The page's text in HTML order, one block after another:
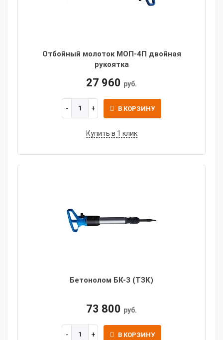
Отбойный молоток МОП-4П двойная
рукоятка
27 960 руб.
В КОРЗИНУ
Купить в 1 клик
Бетонолом БК-3 (ТЗК)
73 800 руб.
В КОРЗИНУ